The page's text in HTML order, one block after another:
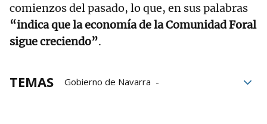
comienzos del pasado, lo que, en sus palabras
“indica que la economía de la Comunidad Foral
sigue creciendo”.
TEMAS
Gobierno de Navarra